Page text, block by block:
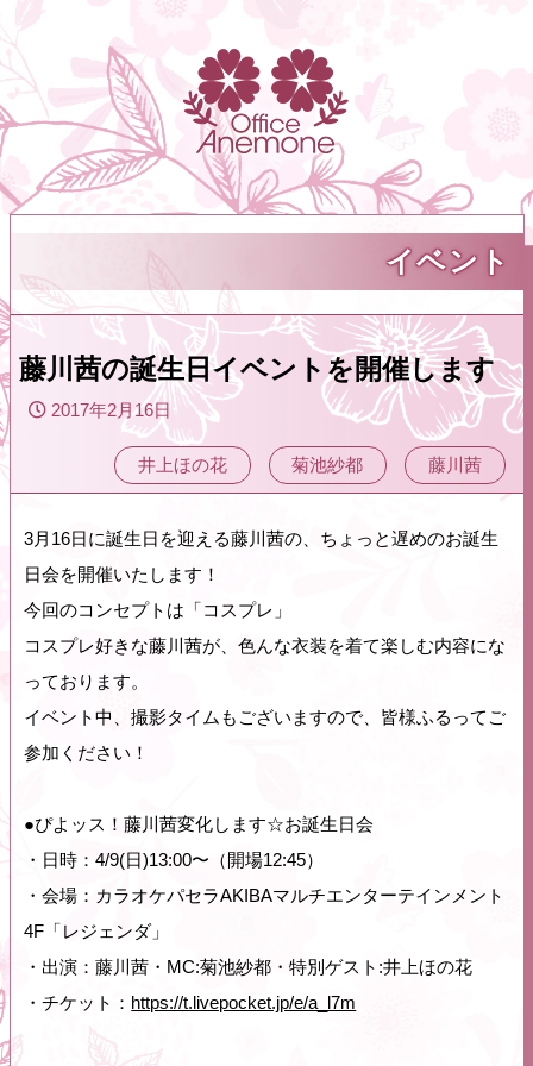
イベント
藤川茜の誕生日イベントを開催します
2017年2月16日
井上ほの花 菊池紗都 藤川茜
3月16日に誕生日を迎える藤川茜の、ちょっと遅めのお誕生
日会を開催いたします！
今回のコンセプトは「コスプレ」
コスプレ好きな藤川茜が、色んな衣装を着て楽しむ内容にな
っております。
イベント中、撮影タイムもございますので、皆様ふるってご
参加ください！
●ぴよッス！藤川茜変化します☆お誕生日会
・日時：4/9(日)13:00〜（開場12:45）
・会場：カラオケパセラAKIBAマルチエンターテインメント
4F「レジェンダ」
・出演：藤川茜・MC:菊池紗都・特別ゲスト:井上ほの花
・チケット： https://t.livepocket.jp/e/a_l7m